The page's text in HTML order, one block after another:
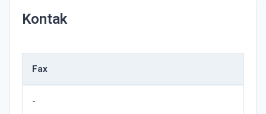
Kontak
Fax
-